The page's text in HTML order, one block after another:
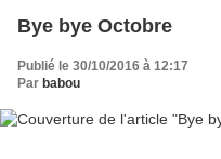
Bye bye Octobre
Publié le 30/10/2016 à 12:17
Par babou